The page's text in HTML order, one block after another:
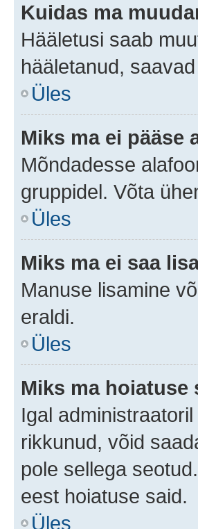
Kuidas ma
Hääletusi saab
hääletanud,
Üles
Miks ma ei pääse
Mõndadesse
gruppidel. Võta
Üles
Miks ma ei saa
Manuse lisamine
eraldi.
Üles
Miks ma hoiatuse
Igal
rikkunud, võid
pole sellega
eest hoiatuse said.
Üles